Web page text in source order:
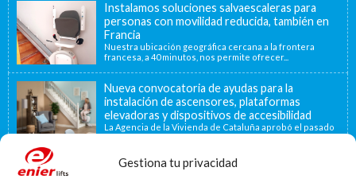
Gestiona tu privacidad
Instalamos soluciones salvaescaleras para
personas con movilidad reducida, también en
Francia
Nuestra ubicación geográfica cercana a la frontera
francesa, a 40 minutos, nos permite ofrecer...
Nueva convocatoria de ayudas para la
instalación de ascensores, plataformas
elevadoras y dispositivos de accesibilidad
La Agencia de la Vivienda de Cataluña aprobó el pasado
15 de noviembre de...
La accesibilidad universal es una prioridad